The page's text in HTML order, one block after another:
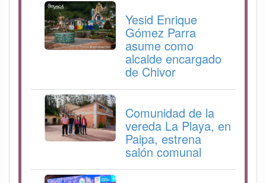
Yesid Enrique
Gómez Parra
asume como
alcalde encargado
de Chivor
Comunidad de la
vereda La Playa, en
Paipa, estrena
salón comunal